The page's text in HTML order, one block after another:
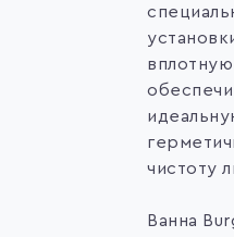
чистоту
Ванна